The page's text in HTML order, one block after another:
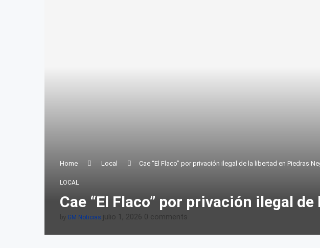
Home Local Cae “El Flaco” por privación ilegal de la libertad en Piedras
LOCAL
Cae “El Flaco” por privación ilegal
by GM Noticias julio 1, 2026 0 comments